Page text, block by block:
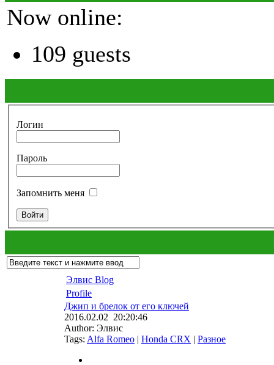
Now online:
109 guests
Логин
Пароль
Запомнить меня
Элвис Blog
Profile
Джип и брелок от его ключей
2016.02.02 20:20:46
Author: Элвис
Tags: Alfa Romeo | Honda CRX | Разное